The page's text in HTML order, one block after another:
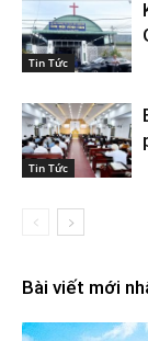
Tin Tức
Tin Tức
Bài viết mới